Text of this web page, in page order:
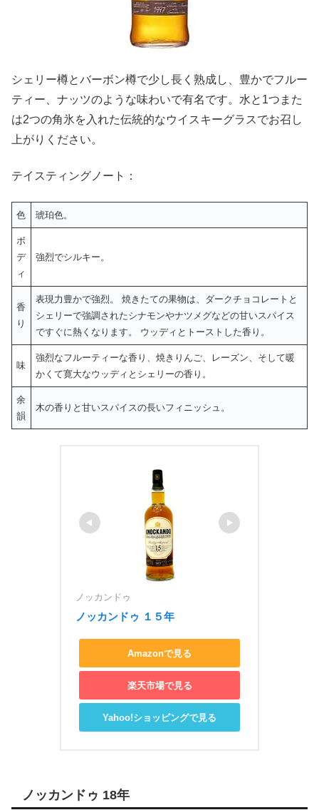
シェリー樽とバーボン樽で少し長く熟成し、豊かでフルー
ティー、ナッツのような味わいで有名です。水と1つまた
は2つの角氷を入れた伝統的なウイスキーグラスでお召し
上がりください。
テイスティングノート：
色 琥珀色。
ボ
デ
ィ
強烈でシルキー。
香
り
表現力豊かで強烈。 焼きたての果物は、ダークチョコレートと
シェリーで強調されたシナモンやナツメグなどの甘いスパイス
ですぐに熱くなります。 ウッディとトーストした香り。
味
強烈なフルーティーな香り、焼きりんご、レーズン、そして暖
かくて寛大なウッディとシェリーの香り。
余
韻
木の香りと甘いスパイスの長いフィニッシュ。
ノッカンドゥ
ノッカンドゥ １５年
Amazonで見る
楽天市場で見る
Yahoo!ショッピングで見る
ノッカンドゥ 18年